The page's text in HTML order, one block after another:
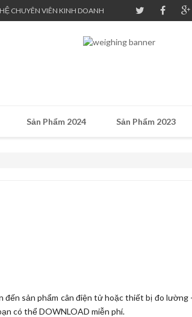
CHUYÊN VIÊN KINH DOANH
Sản Phẩm 2024 Sản Phẩm 2023
sản phẩm cân điện tử hoặc thiết bị đo lường
có thể DOWNLOAD miễn phí.